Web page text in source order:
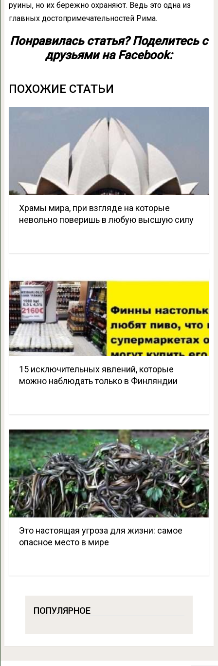
руины, но их бережно охраняют. Ведь это одна из
главных достопримечательностей Рима.
Понравилась статья? Поделитесь с
друзьями на Facebook:
ПОХОЖИЕ СТАТЬИ
Храмы мира, при взгляде на которые
невольно поверишь в любую высшую силу
15 исключительных явлений, которые
можно наблюдать только в Финляндии
Это настоящая угроза для жизни: самое
опасное место в мире
ПОПУЛЯРНОЕ